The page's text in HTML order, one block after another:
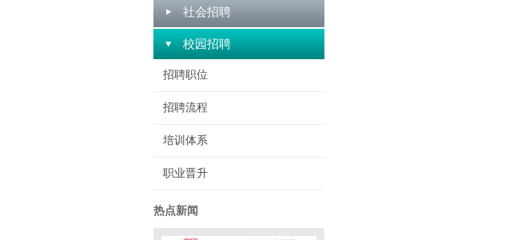
社会招聘
校园招聘
招聘职位
招聘流程
培训体系
职业晋升
热点新闻